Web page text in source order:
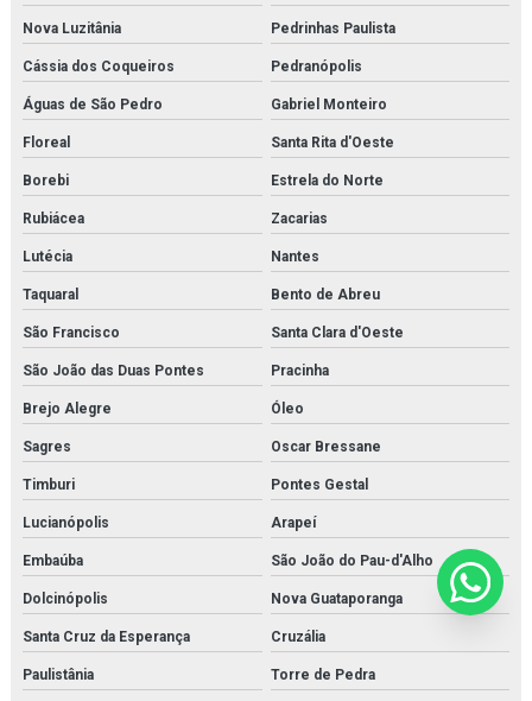
Nova Luzitânia Pedrinhas Paulista
Cássia dos Coqueiros Pedranópolis
Águas de São Pedro Gabriel Monteiro
Floreal Santa Rita d'Oeste
Borebi Estrela do Norte
Rubiácea Zacarias
Lutécia Nantes
Taquaral Bento de Abreu
São Francisco Santa Clara d'Oeste
São João das Duas Pontes Pracinha
Brejo Alegre Óleo
Sagres Oscar Bressane
Timburi Pontes Gestal
Lucianópolis Arapeí
Embaúba São João do Pau-d'Alho
Dolcinópolis Nova Guataporanga
Santa Cruz da Esperança Cruzália
Paulistânia Torre de Pedra